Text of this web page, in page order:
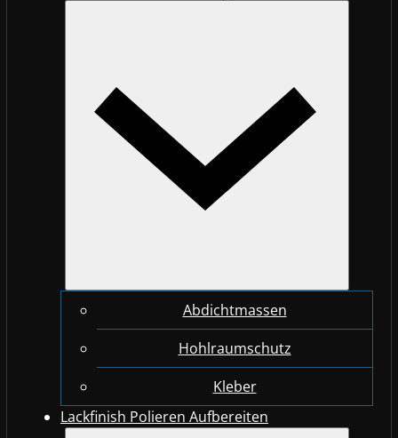
Abdichtmassen
Hohlraumschutz
Kleber
Lackfinish Polieren Aufbereiten